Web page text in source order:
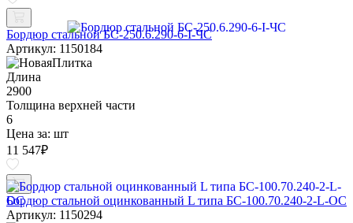
Бордюр стальной БС-250.6.290-6-I-ЧС
Артикул: 1150184
Длина
2900
Толщина верхней части
6
Цена за: шт
11 547₽
Бордюр стальной оцинкованный L типа БС-100.70.240-2-L-ОС
Артикул: 1150294